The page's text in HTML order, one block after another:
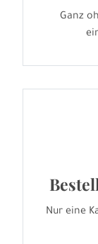
Ganz
Nur eine